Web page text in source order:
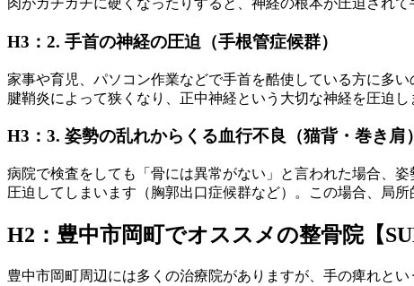
肉がガチガチに硬くなったりすると、神経の根本が圧迫され
H3：2. 手首の神経の圧迫（手根管症候群）
家事や育児、パソコン作業などで手首を酷使している方に多
腱鞘炎によって狭くなり、正中神経という大切な神経を圧迫
H3：3. 姿勢の乱れからくる血行不良（猫背・巻き肩）
病院で検査をしても「骨には異常がない」と言われた場合、
圧迫してしまいます（胸郭出口症候群など）。この場合、局
H2：豊中市岡町でオススメの整骨院【
豊中市岡町周辺には多くの治療院がありますが、手の痺れと